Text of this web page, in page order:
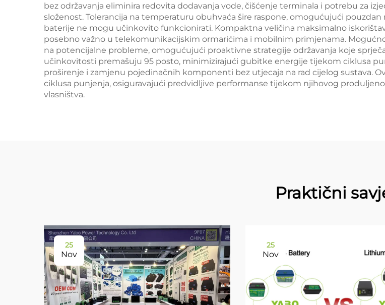
bez održavanja eliminira redovita dodavanja vode, čišćenje terminala i potrebu za
složenost. Tolerancija na temperaturu obuhvaća šire rasponе, omogućujući
baterije ne mogu učinkovito funkcionirati. Kompaktna veličina maksimalno
posebno važno u telekomunikacijskim ormarićima i mobilnim primjenama.
na potencijalne probleme, omogućujući proaktivne strategije održavanja koje
učinkovitosti premašuju 95 posto, minimizirajući gubitke energije tijekom ciklusa
proširenje i zamjenu pojedinačnih komponenti bez utjecaja na rad cijelog sustava.
ciklusa punjenja, osiguravajući predvidljive performanse tijekom njihovog
vlasništva.
Praktični
25
Nov
25
Nov